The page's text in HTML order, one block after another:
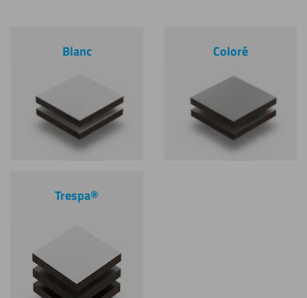
Blanc Coloré
Trespa®